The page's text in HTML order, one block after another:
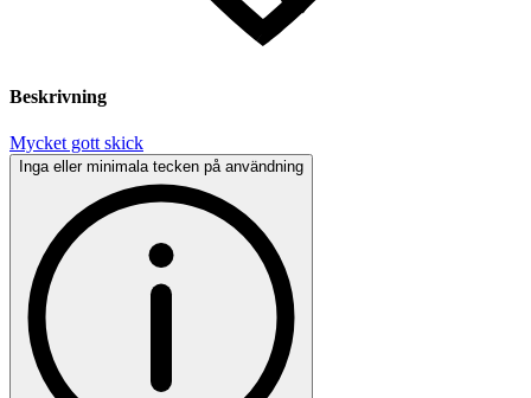
Beskrivning
Mycket gott skick
Inga eller minimala tecken på användning